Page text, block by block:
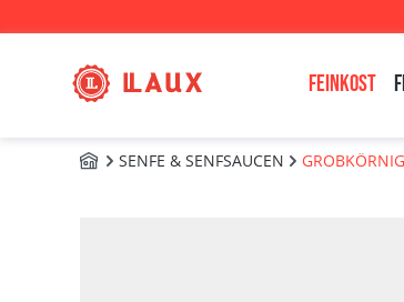
Feinkost
FEINKOSTSENFE & SENFSAUCEN